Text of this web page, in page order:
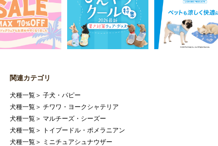
関連カテゴリ
犬種一覧 ＞ 子犬・パピー
犬種一覧 ＞ チワワ・ヨークシャテリア
犬種一覧 ＞ マルチーズ・シーズー
犬種一覧 ＞
トイプードル・ポメラニアン
犬種一覧 ＞
ミニチュアシュナウザー